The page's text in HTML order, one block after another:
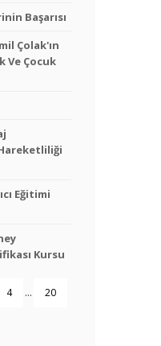
Başarısı
Çolak'ın
Ve Çocuk
Eğitimi
Kursu
4 ... 20